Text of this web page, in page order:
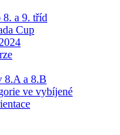
8. a 9. tříd
Cup
8.A a 8.B
ve vybíjené